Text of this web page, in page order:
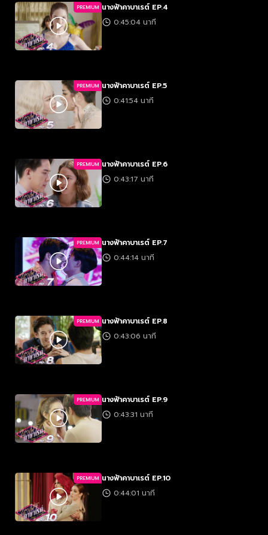
PREMIUM นางฟ้าคาบาเรต์ EP.4
0:45:04 นาที
PREMIUM นางฟ้าคาบาเรต์ EP.5
0:41:54 นาที
PREMIUM นางฟ้าคาบาเรต์ EP.6
0:43:17 นาที
PREMIUM นางฟ้าคาบาเรต์ EP.7
0:44:14 นาที
PREMIUM นางฟ้าคาบาเรต์ EP.8
0:43:06 นาที
PREMIUM นางฟ้าคาบาเรต์ EP.9
0:43:31 นาที
PREMIUM นางฟ้าคาบาเรต์ EP.10
0:44:01 นาที